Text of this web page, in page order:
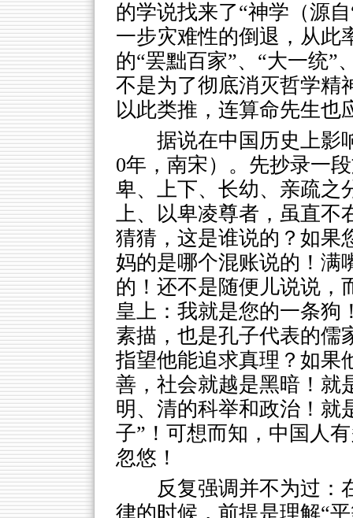
的学说找来了“神学（源
一步灾难性的倒退，从此
的“罢黜百家”、“大一统
不是为了彻底消灭哲学精
以此类推，连算命先生
据说在中国历史上影
0年，南宋）。先抄录一
卑、上下、长幼、亲疏之
上、以卑凌尊者，虽直不
猜猜，这是谁说的？如果
妈的是哪个混账说的！满
的！还不是随便儿说说，
皇上：我就是您的一条狗
素描，也是孔子代表的儒
指望他能追求真理？如果
善，社会就越是黑暗！就
明、清的科举和政治！就
子”！可想而知，中国人
忽悠！
反复强调并不为过：
律的时候，前提是理解“